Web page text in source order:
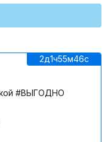
2д1ч55м46c
#ВЫГОДНО